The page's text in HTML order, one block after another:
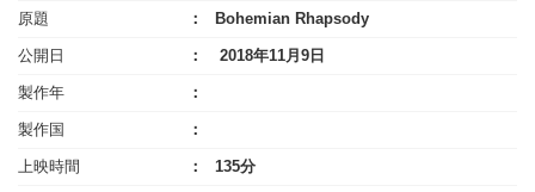
原題 Bohemian Rhapsody
公開日 2018年11月9日
製作年
製作国
上映時間 135分